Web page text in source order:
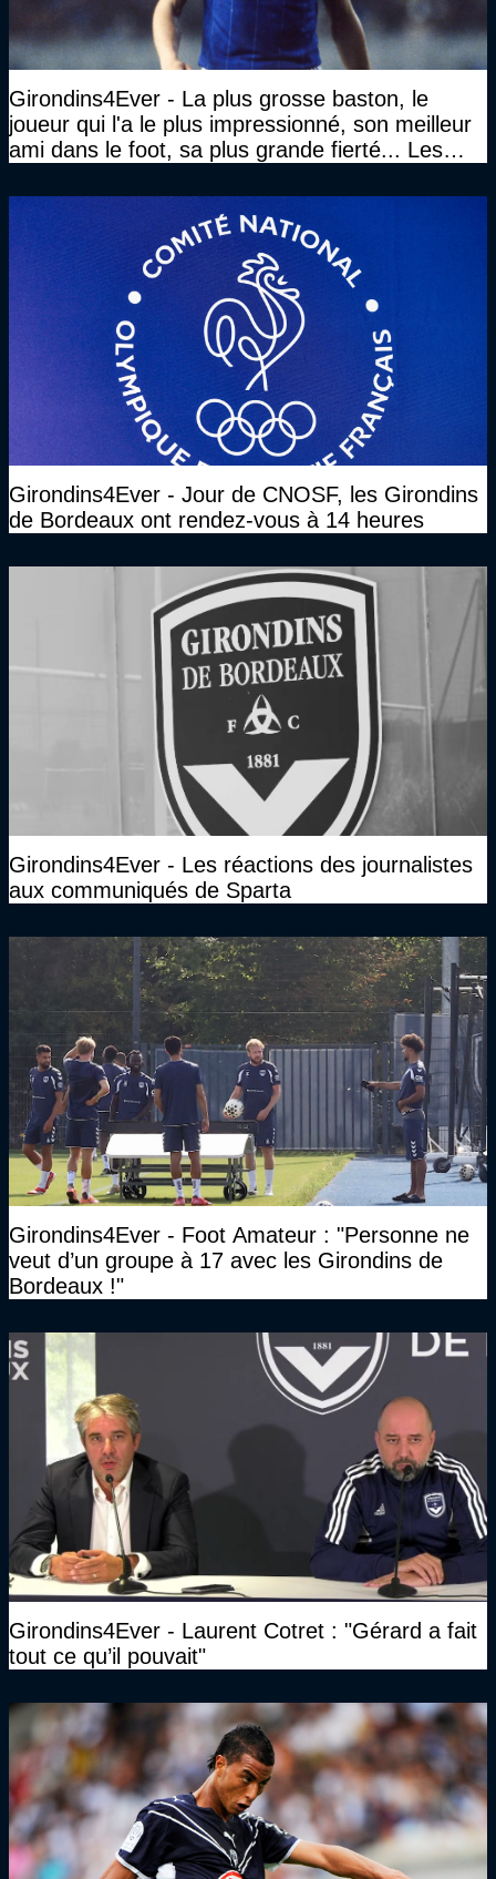
Girondins4Ever - La plus grosse baston, le
joueur qui l'a le plus impressionné, son meilleur
ami dans le foot, sa plus grande fierté... Les
Girondins4Ever - Jour de CNOSF, les Girondins
de Bordeaux ont rendez-vous à 14 heures
Girondins4Ever - Les réactions des journalistes
aux communiqués de Sparta
Girondins4Ever - Foot Amateur : "Personne ne
veut d’un groupe à 17 avec les Girondins de
Bordeaux !"
Girondins4Ever - Laurent Cotret : "Gérard a fait
tout ce qu’il pouvait"